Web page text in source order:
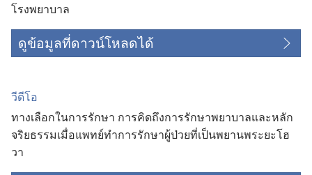
โรง​พยาบาล
ดูข้อมูลที่ดาวน์โหลดได้
วีดีโอ
ทางเลือกในการรักษา การคิดถึงการรักษาพยาบาลและหลัก
จริยธรรมเมื่อแพทย์ทำการรักษาผู้ป่วยที่เป็นพยานพระยะโฮ
วา